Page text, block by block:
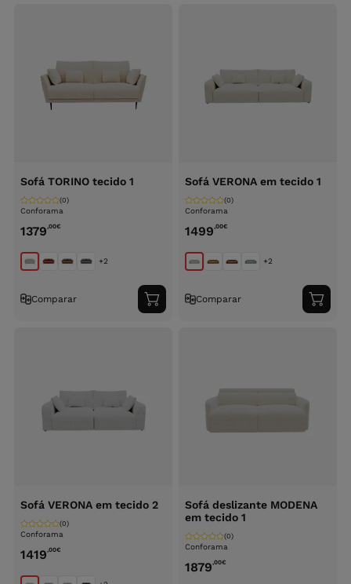
Sofá TORINO tecido 1
Conforama
(0)
1379,00€
+2
Comparar
Adicionar
ao
Sofá VERONA em tecido 1
Conforama
(0)
1499,00€
+2
Comparar
ao
Sofá VERONA em tecido 2
Conforama
(0)
1419,00€
Sofá deslizante MODENA
em tecido 1
Conforama
(0)
1879,00€